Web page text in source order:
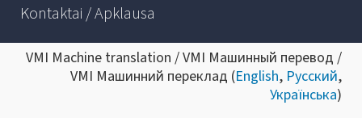
Kontaktai / Apklausa
VMI Machine translation / VMI Машинный перевод /
VMI Машинний переклад (English, Русский,
Українська)